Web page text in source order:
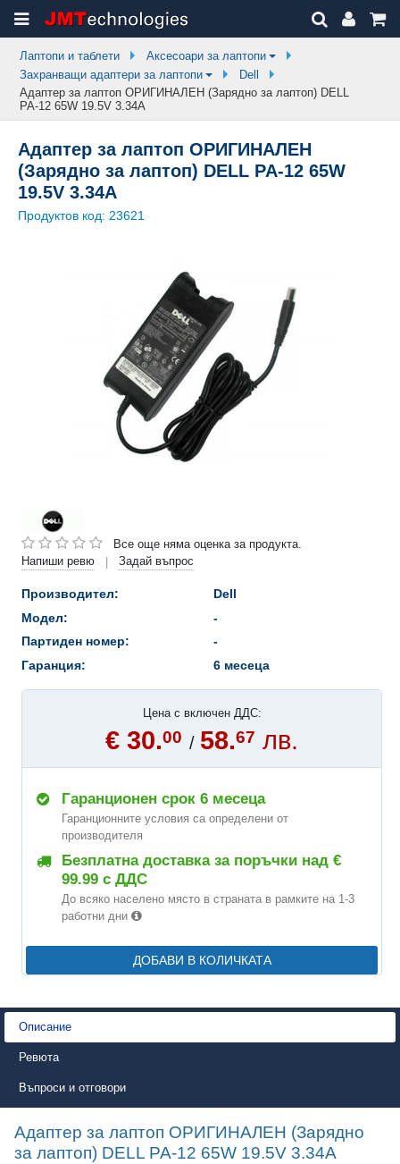
Лаптопи и таблети
Аксесоари за лаптопи
Захранващи адаптери за лаптопи
Dell
Адаптер за лаптоп ОРИГИНАЛЕН (Зарядно за лаптоп) DELL
PA-12 65W 19.5V 3.34A
Адаптер за лаптоп ОРИГИНАЛЕН
(Зарядно за лаптоп) DELL PA-12 65W
19.5V 3.34A
Продуктов код: 23621
Все още няма оценка за продукта.
Напиши ревю
| Задай въпрос
Производител:
Dell
Модел:
-
Партиден номер:
-
Гаранция:
6 месеца
Цена с включен ДДС:
€ 30.00 / 58.67 лв.
Гаранционен срок 6 месеца
Гаранционните условия са определени от
производителя
Безплатна доставка за поръчки над €
99.99 с ДДС
До всяко населено място в страната в рамките на 1-3
работни дни
ДОБАВИ В КОЛИЧКАТА
Описание
Ревюта
Въпроси и отговори
Адаптер за лаптоп ОРИГИНАЛЕН (Зарядно
за лаптоп) DELL PA-12 65W 19.5V 3.34A